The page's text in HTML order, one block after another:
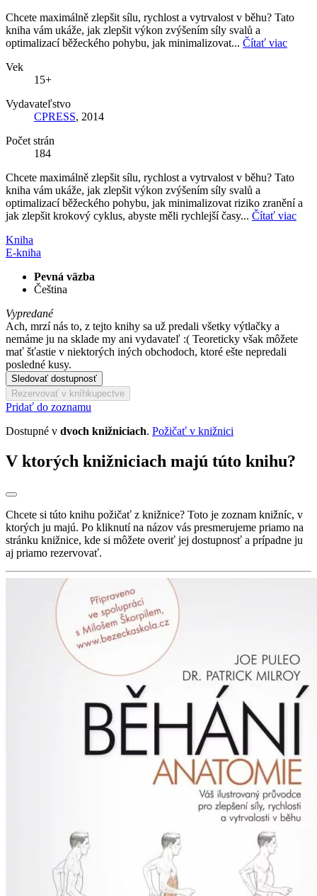
Chcete maximálně zlepšit sílu, rychlost a vytrvalost v běhu? Tato
kniha vám ukáže, jak zlepšit výkon zvýšením síly svalů a
optimalizací běžeckého pohybu, jak minimalizovat... Čítať viac
Vek
15+
Vydavateľstvo
CPRESS, 2014
Počet strán
184
Chcete maximálně zlepšit sílu, rychlost a vytrvalost v běhu? Tato
kniha vám ukáže, jak zlepšit výkon zvýšením síly svalů a
optimalizací běžeckého pohybu, jak minimalizovat riziko zranění a
jak zlepšit krokový cyklus, abyste měli rychlejší časy... Čítať viac
Kniha
E-kniha
Pevná väzba
Čeština
Vypredané
Ach, mrzí nás to, z tejto knihy sa už predali všetky výtlačky a
nemáme ju na sklade my ani vydavateľ :( Teoreticky však môžete
mať šťastie v niektorých iných obchodoch, ktoré ešte nepredali
posledné kusy.
Sledovať dostupnosť
Rezervovať v kníhkupectve
Pridať do zoznamu
Dostupné v dvoch knižniciach. Požičať v knižnici
V ktorých knižniciach majú túto knihu?
Chcete si túto knihu požičať z knižnice? Toto je zoznam knižníc, v
ktorých ju majú. Po kliknutí na názov vás presmerujeme priamo na
stránku knižnice, kde si môžete overiť jej dostupnosť a prípadne ju
aj priamo rezervovať.